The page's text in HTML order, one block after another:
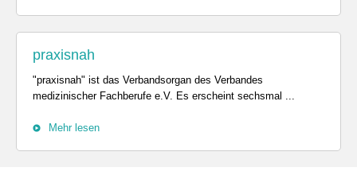
praxisnah
"praxisnah" ist das Verbandsorgan des Verbandes
medizinischer Fachberufe e.V. Es erscheint sechsmal ...
Mehr lesen